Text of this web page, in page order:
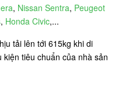
, Nissan Sentra, Peugeot
, Honda Civic,...
tải lên tới 615kg khi di
tiêu chuẩn của nhà sản